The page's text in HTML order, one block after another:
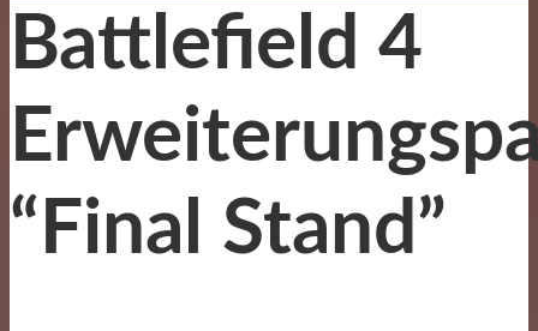
Battlefield 4
“Final Stand”